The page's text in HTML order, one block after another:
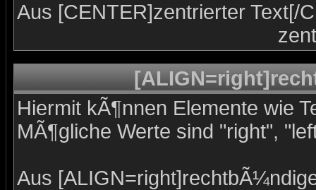
Aus [CENTER]zentrierter Text[/
Hiermit kÃ¶nnen Elemente wie
MÃ¶gliche Werte sind "right",
Aus